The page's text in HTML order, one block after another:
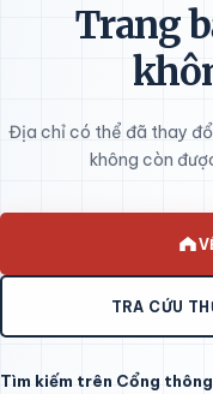
Trang
Địa chỉ có thể đã thay
không còn
TRA CỨU
Tìm kiếm trên Cổng